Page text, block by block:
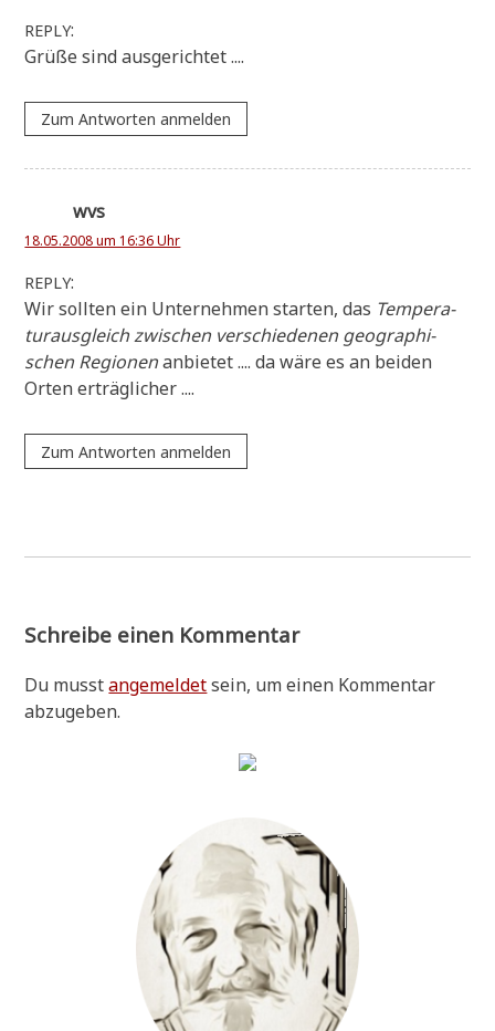
REPLY:
Grü­ße sind ausgerichtet ....
Zum Antworten anmelden
wvs
18.05.2008 um 16:36 Uhr
REPLY:
Wir soll­ten ein Unter­neh­men star­ten, das Tem­pe­ra­
tur­aus­gleich zwi­schen ver­schie­de­nen geo­gra­phi­
schen Regio­nenanbie­tet .... da wäre es an bei­den
Orten erträglicher ....
Zum Antworten anmelden
Schreibe einen Kommentar
Du musstangemeldetsein, um einen Kommentar
abzugeben.